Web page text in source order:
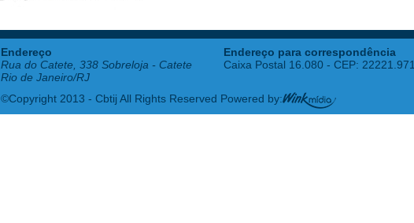
Endereço
Rua do Catete, 338 Sobreloja - Catete
Rio de Janeiro/RJ
Endereço para correspondência
Caixa Postal 16.080 - CEP: 22221.971
©Copyright 2013 - Cbtij All Rights Reserved Powered by: